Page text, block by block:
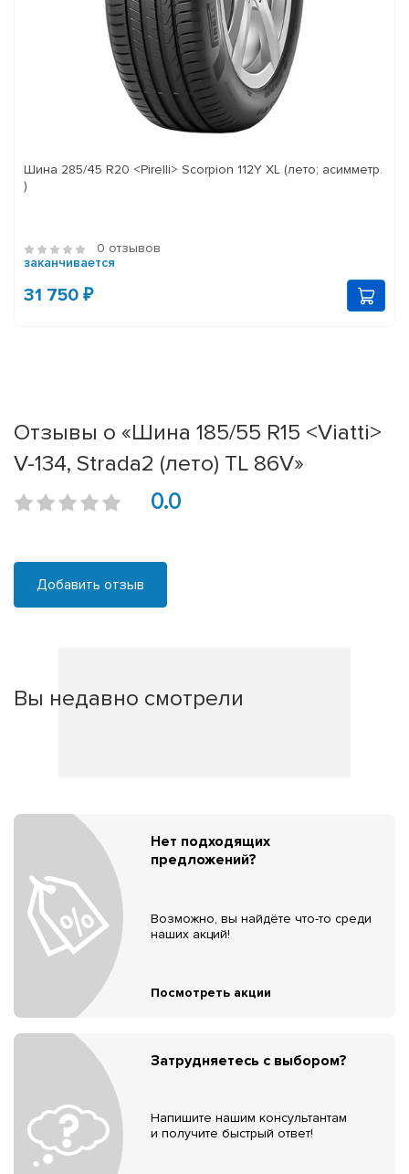
Шина 285/45 R20 <Pirelli> Scorpion 112Y XL (лето; асимметр.
)
0 отзывов
заканчивается
31 750 ₽
Отзывы о «Шина 185/55 R15 <Viatti>
V-134, Strada2 (лето) TL 86V»
0.0
Добавить отзыв
Вы недавно смотрели
Нет подходящих
предложений?
Возможно, вы найдёте что-то среди
наших акций!
Посмотреть акции
Затрудняетесь с выбором?
Напишите нашим консультантам
и получите быстрый ответ!